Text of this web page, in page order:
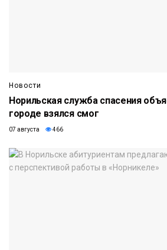
Новости
Норильская служба спасения
городе взялся смог
07 августа 466